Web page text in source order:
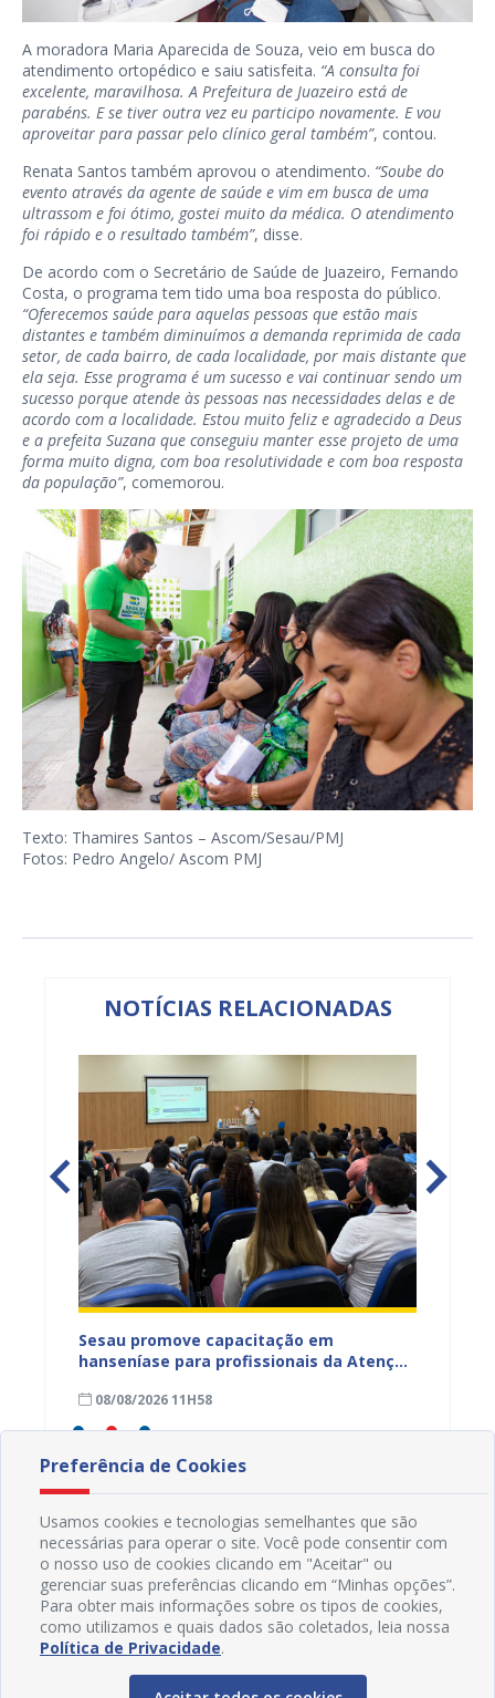
A moradora Maria Aparecida de Souza, veio em busca do
atendimento ortopédico e saiu satisfeita. “A consulta foi
excelente, maravilhosa. A Prefeitura de Juazeiro está de
parabéns. E se tiver outra vez eu participo novamente. E vou
aproveitar para passar pelo clínico geral também”, contou.
Renata Santos também aprovou o atendimento. “Soube do
evento através da agente de saúde e vim em busca de uma
ultrassom e foi ótimo, gostei muito da médica. O atendimento
foi rápido e o resultado também”, disse.
De acordo com o Secretário de Saúde de Juazeiro, Fernando
Costa, o programa tem tido uma boa resposta do público.
“Oferecemos saúde para aquelas pessoas que estão mais
distantes e também diminuímos a demanda reprimida de cada
setor, de cada bairro, de cada localidade, por mais distante que
ela seja. Esse programa é um sucesso e vai continuar sendo um
sucesso porque atende às pessoas nas necessidades delas e de
acordo com a localidade. Estou muito feliz e agradecido a Deus
e a prefeita Suzana que conseguiu manter esse projeto de uma
forma muito digna, com boa resolutividade e com boa resposta
da população”, comemorou.
Texto: Thamires Santos – Ascom/Sesau/PMJ
Fotos: Pedro Angelo/ Ascom PMJ
NOTÍCIAS RELACIONADAS
Sesau promove capacitação em
hanseníase para profissionais da Atenção
08/08/2026 11H58
Preferência de Cookies
Usamos cookies e tecnologias semelhantes que são
necessárias para operar o site. Você pode consentir com
o nosso uso de cookies clicando em "Aceitar" ou
gerenciar suas preferências clicando em “Minhas opções”.
Para obter mais informações sobre os tipos de cookies,
como utilizamos e quais dados são coletados, leia nossa
Política de Privacidade.